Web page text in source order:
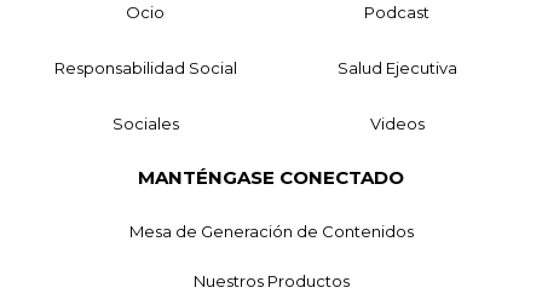
Ocio Podcast
Responsabilidad Social Salud Ejecutiva
Sociales Videos
MANTÉNGASE CONECTADO
Mesa de Generación de Contenidos
Nuestros Productos